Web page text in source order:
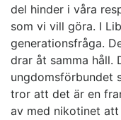
del hinder i våra
som vi vill göra. I
generationsfråga.
drar åt samma håll.
ungdomsförbundet
tror att det är en
av med nikotinet